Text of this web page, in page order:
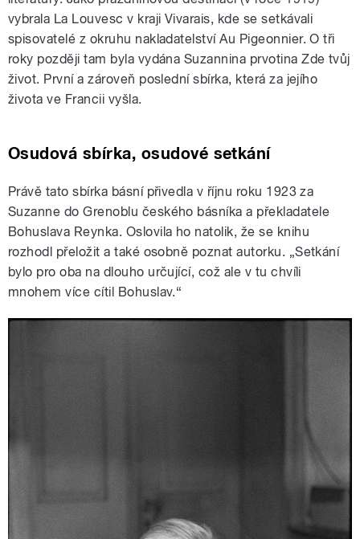
vybrala La Louvesc v kraji Vivarais, kde se setkávali
spisovatelé z okruhu nakladatelství Au Pigeonnier. O tři
roky později tam byla vydána Suzannina prvotina Zde tvůj
život. První a zároveň poslední sbírka, která za jejího
života ve Francii vyšla.
Osudová sbírka, osudové setkání
Právě tato sbírka básní přivedla v říjnu roku 1923 za
Suzanne do Grenoblu českého básníka a překladatele
Bohuslava Reynka. Oslovila ho natolik, že se knihu
rozhodl přeložit a také osobně poznat autorku. „Setkání
bylo pro oba na dlouho určující, což ale v tu chvíli
mnohem více cítil Bohuslav.“